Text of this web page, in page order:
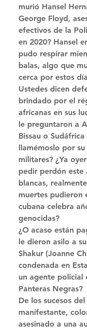
murió Hansel
George Floyd,
efectivos de la
en 2020? Hansel
pudo respirar
balas, algo que
cerca por estos
Ustedes dicen
brindado por el
africanas en sus
le preguntaron a
Bissau o
llamémoslo por
militares? ¿Ya
pedir perdón
blancas,
muertes pudieron
cubana celebra
genocidas?
¿O acaso están
le dieron asilo a
Shakur (Joanne
condenada en
un agente policial
Panteras Negras?
De los sucesos
manifestante,
asesinado a una